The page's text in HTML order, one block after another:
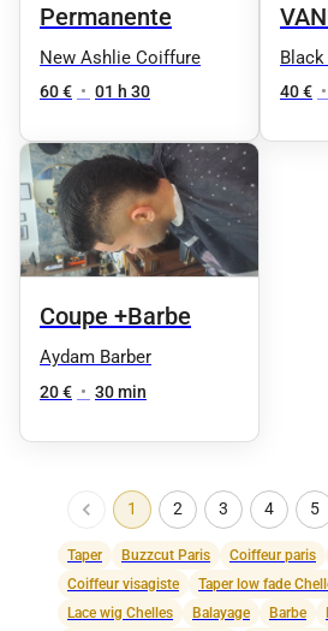
Permanente
New Ashlie Coiffure
60 € • 01 h 30 40 € •
Coupe +Barbe
Aydam Barber
20 € • 30 min
1 2 3 4 5
Taper Buzzcut Paris Coiffeur paris
Coiffeur visagiste
Taper low fade
Lace wig Chelles
Balayage Barbe